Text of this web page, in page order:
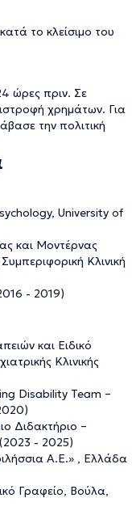
το κλείσιμο του
ώρες πριν. Σε
χρημάτων. Για
την πολιτική
University of
και Μοντέρνας
Κλινική
- 2019)
και Ειδικό
Κλινικής
Disability Team –
Διδακτήριο –
- 2025)
Α.Ε.» , Ελλάδα
Γραφείο, Βούλα,